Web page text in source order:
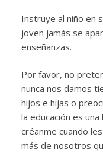
Instruye al niño en
joven jamás se
enseñanzas.
Por favor, no
nunca nos damos
hijos e hijas o
la educación es
créanme cuando
más de nosotros